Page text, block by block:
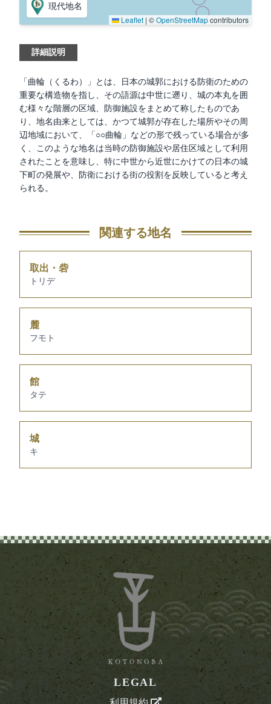
現代地名
Leaflet | ©OpenStreetMapcontributors
詳細説明
「曲輪（くるわ）」とは、日本の城郭における防衛のための
重要な構造物を指し、その語源は中世に遡り、城の本丸を囲
む様々な階層の区域、防御施設をまとめて称したものであ
り、地名由来としては、かつて城郭が存在した場所やその周
辺地域において、「○○曲輪」などの形で残っている場合が多
く、このような地名は当時の防御施設や居住区域として利用
されたことを意味し、特に中世から近世にかけての日本の城
下町の発展や、防衛における街の役割を反映していると考え
られる。
関連する地名
取出・砦
トリデ
麓
フモト
館
タテ
城
キ
LEGAL